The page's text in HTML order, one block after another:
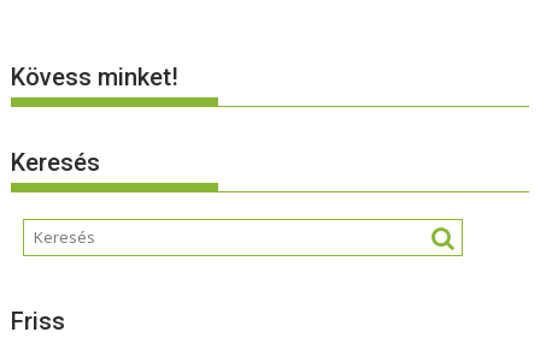
Kövess minket!
Keresés
Friss